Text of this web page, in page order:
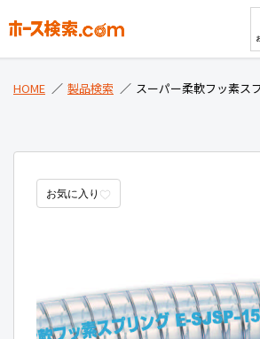
HOME
ホース検索ドットコムとは
HOME 製品検索 スーパー柔軟フッ素ス
お気に入り